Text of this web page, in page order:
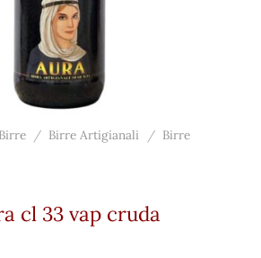
Birre / Birre Artigianali / Birre
cl 33 vap cruda